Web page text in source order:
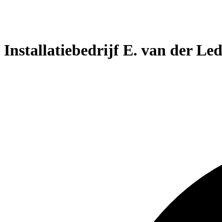
Installatiebedrijf E. van der